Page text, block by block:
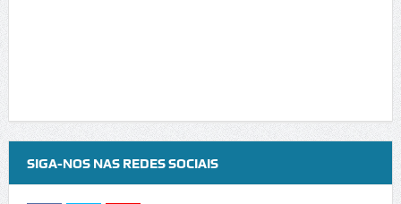
SIGA-NOS NAS REDES SOCIAIS